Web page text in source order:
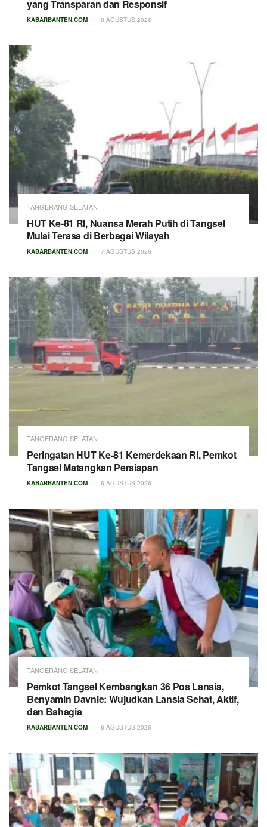
yang Transparan dan Responsif
KABARBANTEN.COM 8 AGUSTUS 2026
TANGERANG SELATAN
HUT Ke-81 RI, Nuansa Merah Putih di Tangsel
Mulai Terasa di Berbagai Wilayah
KABARBANTEN.COM 7 AGUSTUS 2026
TANGERANG SELATAN
Peringatan HUT Ke-81 Kemerdekaan RI, Pemkot
Tangsel Matangkan Persiapan
KABARBANTEN.COM 6 AGUSTUS 2026
TANGERANG SELATAN
Pemkot Tangsel Kembangkan 36 Pos Lansia,
Benyamin Davnie: Wujudkan Lansia Sehat, Aktif,
dan Bahagia
KABARBANTEN.COM 6 AGUSTUS 2026